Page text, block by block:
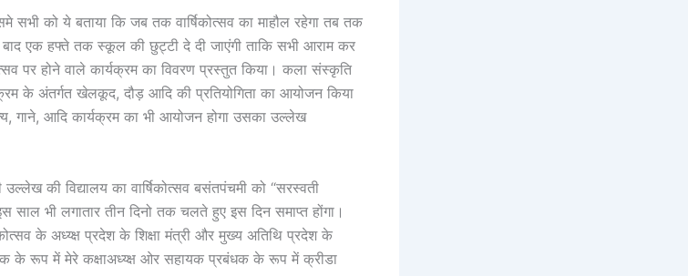
सभी को ये बताया कि जब तक वार्षिकोत्सव का माहौल रहेगा तब तक
बाद एक हफ्ते तक स्कूल की छुट्टी दे दी जाएंगी ताकि सभी आराम कर
पर होने वाले कार्यक्रम का विवरण प्रस्तुत किया। कला संस्कृति
के अंतर्गत खेलकूद, दौड़ आदि की प्रतियोगिता का आयोजन किया
गाने, आदि कार्यक्रम का भी आयोजन होगा उसका उल्लेख
की विद्यालय का वार्षिकोत्सव बसंतपंचमी को “सरस्वती
भी लगातार तीन दिनो तक चलते हुए इस दिन समाप्त होंगा।
के अध्य्क्ष प्रदेश के शिक्षा मंत्री और मुख्य अतिथि प्रदेश के
के रूप में मेरे कक्षाअध्य्क्ष ओर सहायक प्रबंधक के रूप में क्रीडा